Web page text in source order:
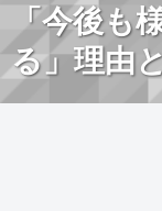
「今後も
る」理由